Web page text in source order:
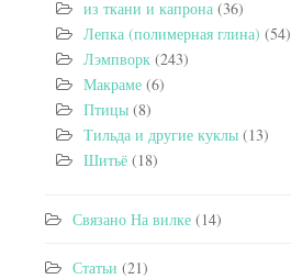
из ткани и капрона (36)
Лепка (полимерная глина) (54)
Лэмпворк (243)
Макраме (6)
Птицы (8)
Тильда и другие куклы (13)
Шитьё (18)
Связано На вилке (14)
Статьи (21)